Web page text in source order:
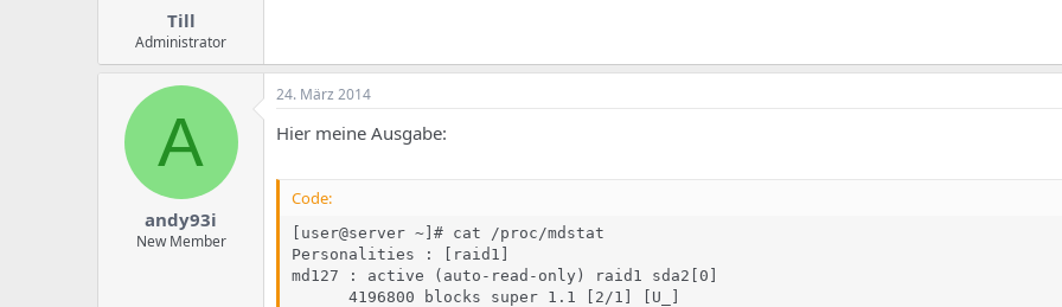
Till
Administrator
A
andy93i
New Member
24. März 2014
Hier meine Ausgabe:
Code:
[user@server ~]# cat /proc/mdstat
Personalities : [raid1]
md127 : active (auto-read-only) raid1 sda2[0]
      4196800 blocks super 1.1 [2/1] [U_]